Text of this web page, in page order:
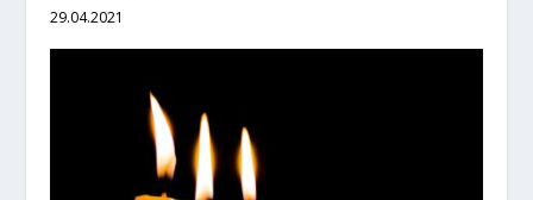
29.04.2021